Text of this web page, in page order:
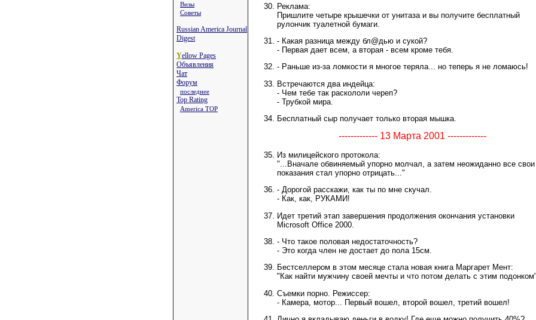
Визы
Советы
Russian America Journal
Digest
Yellow Pages
Объявления
Чат
Форум
последнее
Top Rating
America TOP
Реклама:
Пришлите четыре крышечки от унитаза и вы получите бесплатный
рулончик туалетной бумаги.
- Какая разница между бл@дью и сукой?
- Первая дает всем, а вторая - всем кроме тебя.
- Раньше из-за ломкости я многое теряла... но теперь я не ломаюсь!
Встречаются два индейца:
- Чем тебе так раскололи череп?
- Трубкой мира.
Бесплатный сыр получает только вторая мышка.
------------- 13 Марта 2001 -------------
Из милицейского протокола:
"...Вначале обвиняемый упорно молчал, а затем неожиданно все свои
показания стал упорно отрицать..."
- Дорогой расскажи, как ты по мне скучал.
- Как, как, РУКАМИ!
Идет третий этап завершения продолжения окончания установки
Microsoft Office 2000.
- Что такое половая недостаточность?
- Это когда член не достает до пола 15см.
Бестселлером в этом месяце стала новая книга Маргарет Мент:
"Как найти мужчину своей мечты и что потом делать с этим
Съемки порно. Режиссер:
- Камера, мотор... Первый вошел, второй вошел, третий вошел!